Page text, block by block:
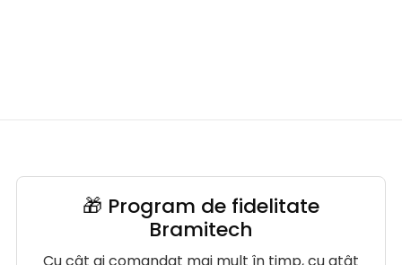
🎁 Program de fidelitate
Bramitech